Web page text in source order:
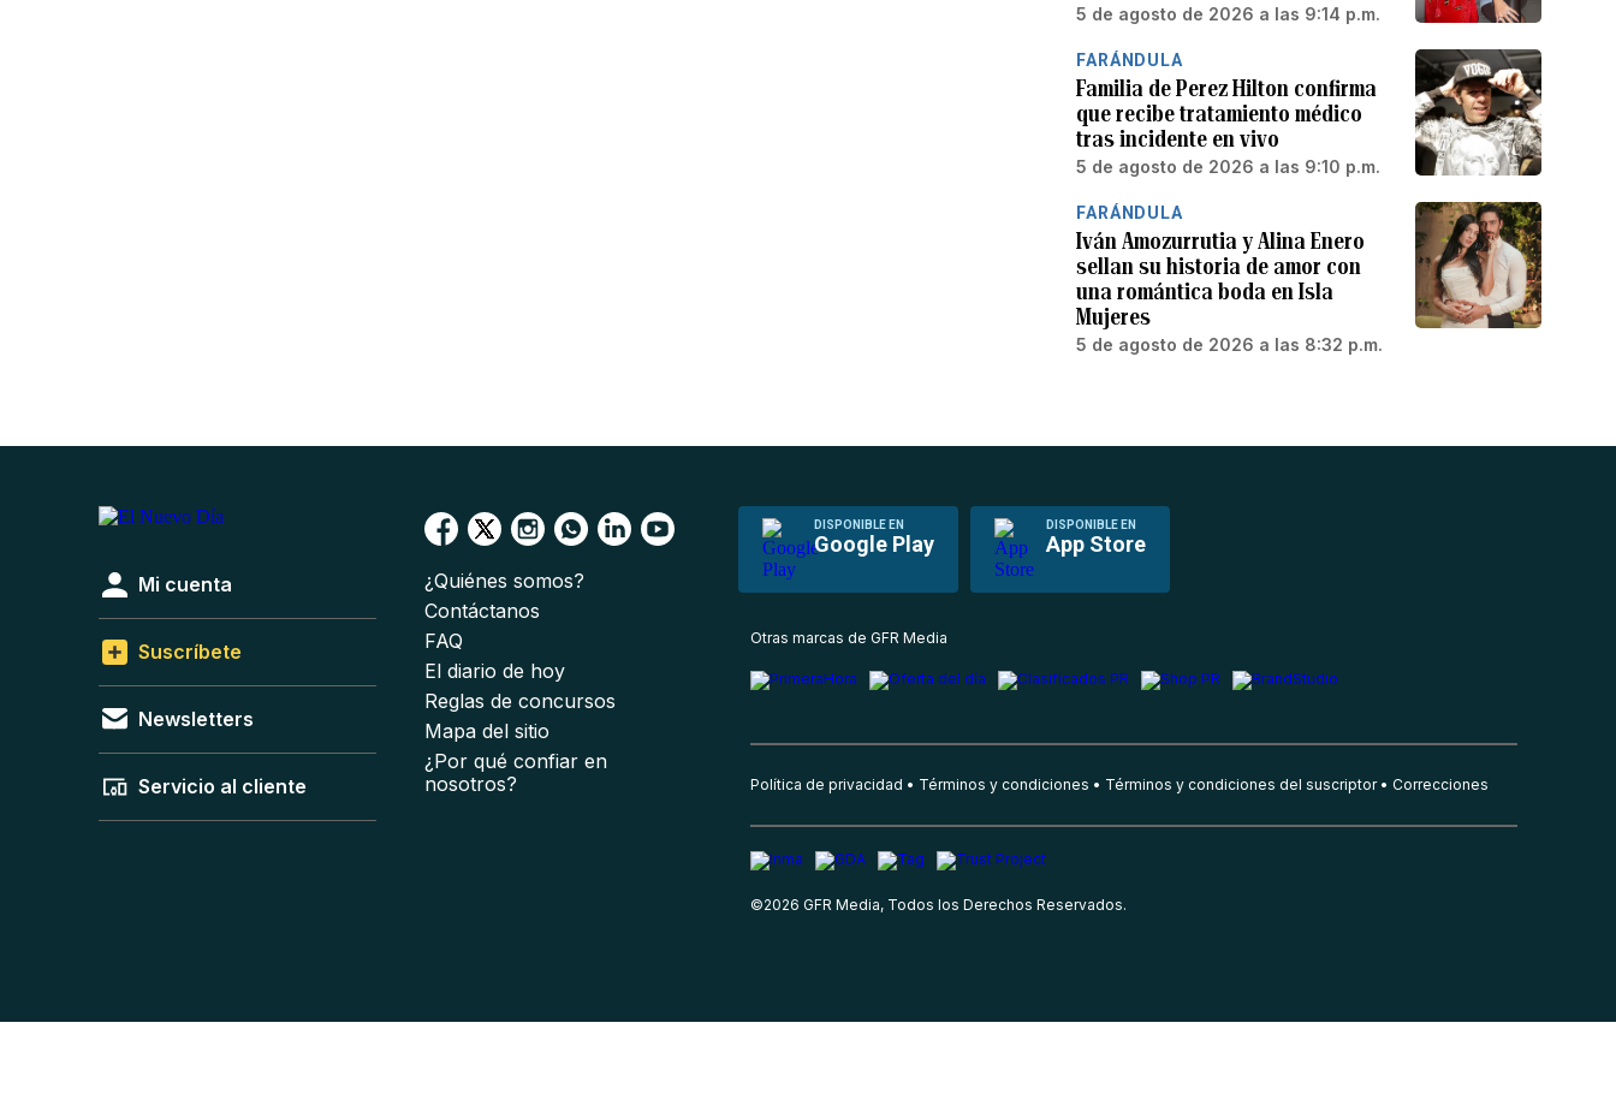
5 de agosto de 2026 a las 9:14 p.m.
FARÁNDULA
Familia de Perez Hilton confirma
que recibe tratamiento médico
tras incidente en vivo
5 de agosto de 2026 a las 9:10 p.m.
FARÁNDULA
Iván Amozurrutia y Alina Enero
sellan su historia de amor con
una romántica boda en Isla
Mujeres
5 de agosto de 2026 a las 8:32 p.m.
DISPONIBLE EN
Google Play
DISPONIBLE EN
App Store
Mi cuenta
Suscríbete
Newsletters
Servicio al cliente
¿Quiénes somos?
Contáctanos
FAQ
El diario de hoy
Reglas de concursos
Mapa del sitio
¿Por qué confiar en
nosotros?
Otras marcas de GFR Media
Política de privacidad Términos y condiciones Términos y condiciones del suscriptor Correcciones
©2026 GFR Media, Todos los Derechos Reservados.